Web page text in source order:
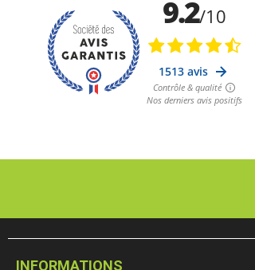
INFORMATIONS